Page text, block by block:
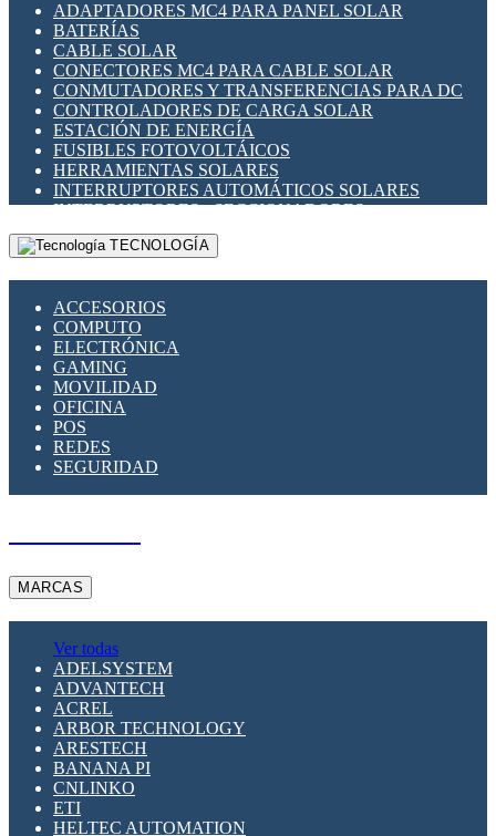
ADAPTADORES MC4 PARA PANEL SOLAR
BATERÍAS
CABLE SOLAR
CONECTORES MC4 PARA CABLE SOLAR
CONMUTADORES Y TRANSFERENCIAS PARA DC
CONTROLADORES DE CARGA SOLAR
ESTACIÓN DE ENERGÍA
FUSIBLES FOTOVOLTÁICOS
HERRAMIENTAS SOLARES
INTERRUPTORES AUTOMÁTICOS SOLARES
INTERRUPTORES - SECCIONADORES
FOTOVOLTÁICOS
MONTAJE PANEL SOLAR
SUPRESOR DE TRANSIENTES SPDS PARA
APLICACIONES FOTOVOLTAICAS
TECNOLOGÍA
ACCESORIOS
COMPUTO
ELECTRÓNICA
GAMING
MOVILIDAD
OFICINA
POS
REDES
SEGURIDAD
MARCAS
Ver todas
ADELSYSTEM
ADVANTECH
ACREL
ARBOR TECHNOLOGY
ARESTECH
BANANA PI
CNLINKO
ETI
HELTEC AUTOMATION